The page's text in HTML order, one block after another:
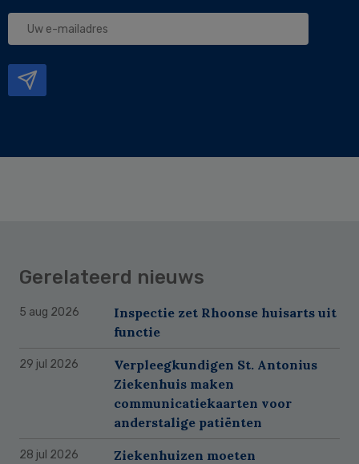
Uw
Gerelateerd nieuws
5 aug 2026
Inspectie zet Rhoonse huisarts uit
functie
29 jul 2026
Verpleegkundigen St. Antonius
Ziekenhuis maken
communicatiekaarten voor
anderstalige patiënten
28 jul 2026
Ziekenhuizen moeten